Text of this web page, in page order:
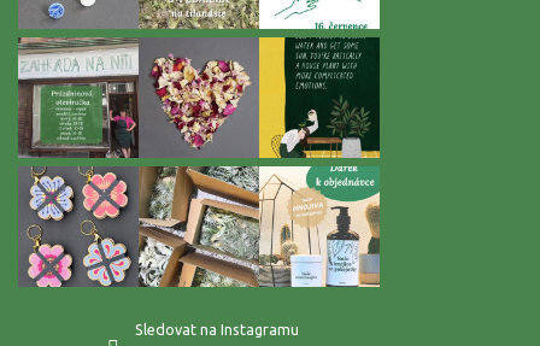
Sledovat na Instagramu